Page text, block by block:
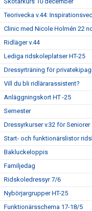
Teorivecka v.44:
Clinic med Nicole Holmén 22
Ridläger v.44
Lediga ridskoleplatser HT-25
Dressyrträning för
Vill du bli ridlärarassistent?
Anläggningskort HT -25
Semester
Dressyrkurser v.32 för Seniorer
Start- och funktionärslistor
Bakluckeloppis
Familjedag
Ridskoledressyr 7/6
Nybörjargrupper HT-25
Funktionärsschema 17-18/5